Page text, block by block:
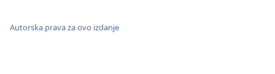
Autorska prava za ovo izdanje